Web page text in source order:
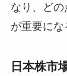
なり、ど
が重要にな
日本株市